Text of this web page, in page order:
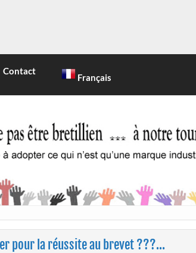
Contact
Français
pour la réussite au brevet ???…